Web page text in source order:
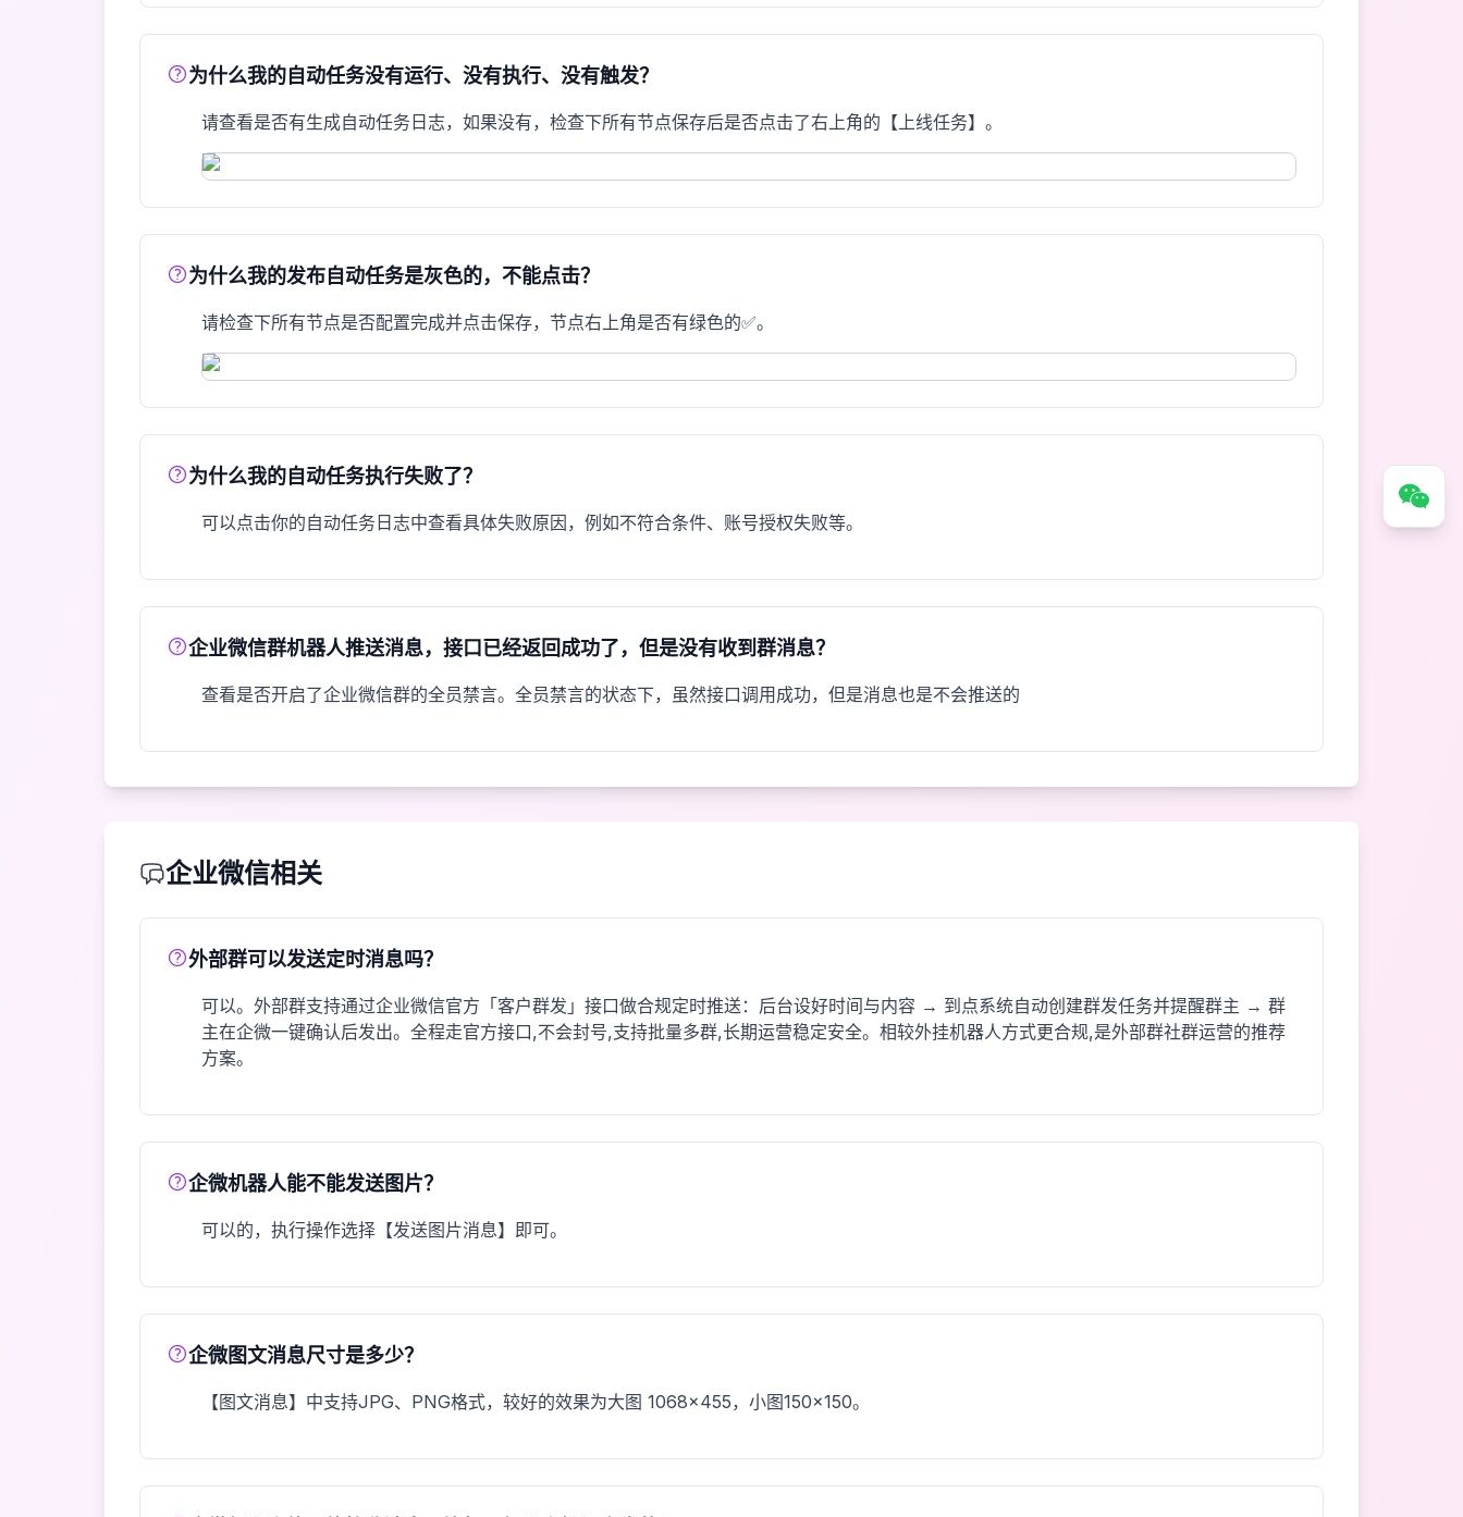
微信扫一扫联系客服
为什么我的自动任务没有运行、没有执行、没有触发？
请查看是否有生成自动任务日志，如果没有，检查下所有节点保存后是否点击了右上角的【上线任务】。
为什么我的发布自动任务是灰色的，不能点击？
请检查下所有节点是否配置完成并点击保存，节点右上角是否有绿色的✅。
为什么我的自动任务执行失败了？
可以点击你的自动任务日志中查看具体失败原因，例如不符合条件、账号授权失败等。
企业微信群机器人推送消息，接口已经返回成功了，但是没有收到群消息？
查看是否开启了企业微信群的全员禁言。全员禁言的状态下，虽然接口调用成功，但是消息也是不会推送的
企业微信相关
外部群可以发送定时消息吗？
可以。外部群支持通过企业微信官方「客户群发」接口做合规定时推送：后台设好时间与内容 → 到点系统自动创建群发任务并提醒群主 → 群
主在企微一键确认后发出。全程走官方接口,不会封号,支持批量多群,长期运营稳定安全。相较外挂机器人方式更合规,是外部群社群运营的推荐
方案。
企微机器人能不能发送图片？
可以的，执行操作选择【发送图片消息】即可。
企微图文消息尺寸是多少？
【图文消息】中支持JPG、PNG格式，较好的效果为大图 1068×455，小图150×150。